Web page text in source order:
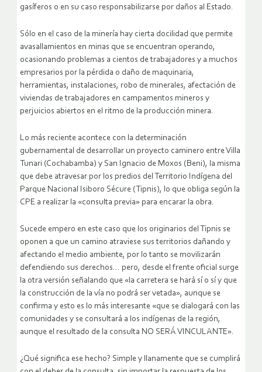
gasíferos o en su caso responsabilizarse por daños al Estado.
Sólo en el caso de la minería hay cierta docilidad que permite
avasallamientos en minas que se encuentran operando,
ocasionando problemas a cientos de trabajadores y a muchos
empresarios por la pérdida o daño de maquinaria,
herramientas, instalaciones, robo de minerales, afectación de
viviendas de trabajadores en campamentos mineros y
perjuicios abiertos en el ritmo de la producción minera.
Lo más reciente acontece con la determinación
gubernamental de desarrollar un proyecto caminero entre Villa
Tunari (Cochabamba) y San Ignacio de Moxos (Beni), la misma
que debe atravesar por los predios del Territorio Indígena del
Parque Nacional Isiboro Sécure (Tipnis), lo que obliga según la
CPE a realizar la «consulta previa» para encarar la obra.
Sucede empero en este caso que los originarios del Tipnis se
oponen a que un camino atraviese sus territorios dañando y
afectando el medio ambiente, por lo tanto se movilizarán
defendiendo sus derechos… pero, desde el frente oficial surge
la otra versión señalando que «la carretera se hará sí o sí y que
la construcción de la vía no podrá ser vetada», aunque se
confirma y esto es lo más interesante «que se dialogará con las
comunidades y se consultará a los indígenas de la región,
aunque el resultado de la consulta NO SERÁ VINCULANTE».
¿Qué significa ese hecho? Simple y llanamente que se cumplirá